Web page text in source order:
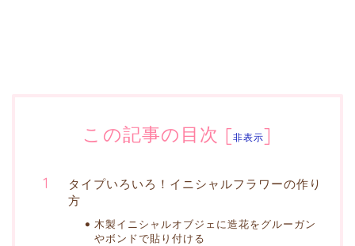
この記事の目次 [非表示]
タイプいろいろ！イニシャルフラワーの作り
方
木製イニシャルオブジェに造花をグルーガン
やボンドで貼り付ける